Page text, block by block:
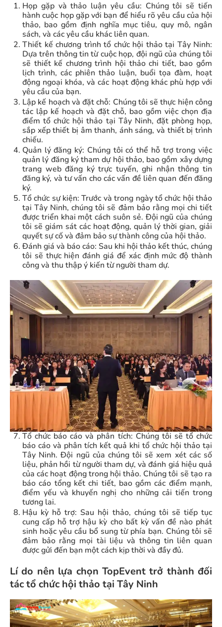
Họp gặp và thảo luận yêu cầu: Chúng tôi sẽ tiến
hành cuộc họp gặp với bạn để hiểu rõ yêu cầu của hội
thảo, bao gồm định nghĩa mục tiêu, quy mô, ngân
sách, và các yêu cầu khác liên quan.
Thiết kế chương trình tổ chức hội thảo tại Tây Ninh:
Dựa trên thông tin từ cuộc họp, đội ngũ của chúng tôi
sẽ thiết kế chương trình hội thảo chi tiết, bao gồm
lịch trình, các phiên thảo luận, buổi tọa đàm, hoạt
động ngoại khóa, và các hoạt động khác phù hợp với
yêu cầu của bạn.
Lập kế hoạch và đặt chỗ: Chúng tôi sẽ thực hiện công
tác lập kế hoạch và đặt chỗ, bao gồm việc chọn địa
điểm tổ chức hội thảo tại Tây Ninh, đặt phòng họp,
sắp xếp thiết bị âm thanh, ánh sáng, và thiết bị trình
chiếu.
Quản lý đăng ký: Chúng tôi có thể hỗ trợ trong việc
quản lý đăng ký tham dự hội thảo, bao gồm xây dựng
trang web đăng ký trực tuyến, ghi nhận thông tin
đăng ký, và tư vấn cho các vấn đề liên quan đến đăng
ký.
Tổ chức sự kiện: Trước và trong ngày tổ chức hội thảo
tại Tây Ninh, chúng tôi sẽ đảm bảo rằng mọi chi tiết
được triển khai một cách suôn sẻ. Đội ngũ của chúng
tôi sẽ giám sát các hoạt động, quản lý thời gian, giải
quyết sự cố và đảm bảo sự thành công của hội thảo.
Đánh giá và báo cáo: Sau khi hội thảo kết thúc, chúng
tôi sẽ thực hiện đánh giá để xác định mức độ thành
công và thu thập ý kiến từ người tham dự.
Tổ chức báo cáo và phân tích: Chúng tôi sẽ tổ chức
báo cáo và phân tích kết quả khi tổ chức hội thảo tại
Tây Ninh. Đội ngũ của chúng tôi sẽ xem xét các số
liệu, phản hồi từ người tham dự, và đánh giá hiệu quả
của các hoạt động trong hội thảo. Chúng tôi sẽ tạo ra
báo cáo tổng kết chi tiết, bao gồm các điểm mạnh,
điểm yếu và khuyến nghị cho những cải tiến trong
tương lai.
Hậu kỳ hỗ trợ: Sau hội thảo, chúng tôi sẽ tiếp tục
cung cấp hỗ trợ hậu kỳ cho bất kỳ vấn đề nào phát
sinh hoặc yêu cầu bổ sung từ phía bạn. Chúng tôi sẽ
đảm bảo rằng mọi tài liệu và thông tin liên quan
được gửi đến bạn một cách kịp thời và đầy đủ.
Lí do nên lựa chọn TopEvent trở thành đối
tác tổ chức hội thảo tại Tây Ninh